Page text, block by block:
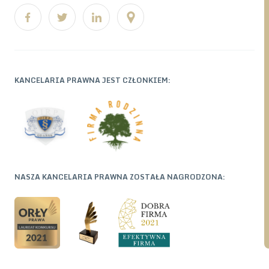
freight forwarder legal support, shipowner lawyer, logistics
law, maritime disputes lawyer, cargo claims, international
transport law POLAND GDYNIA GDAŃSK GDYNIA SOPOT
KANCELARIA PRAWNA JEST CZŁONKIEM:
NASZA KANCELARIA PRAWNA ZOSTAŁA NAGRODZONA: